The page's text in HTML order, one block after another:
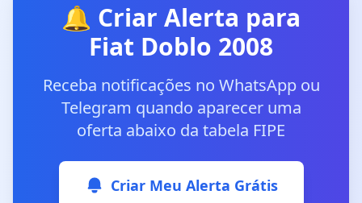
🔔 Criar Alerta para
Fiat Doblo 2008
Receba notificações no WhatsApp ou
Telegram quando aparecer uma
oferta abaixo da tabela FIPE
Criar Meu Alerta Grátis